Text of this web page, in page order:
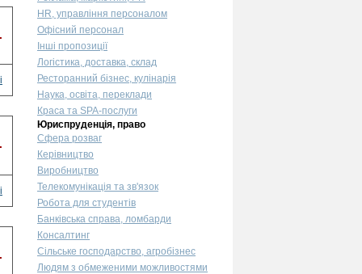
HR, управління персоналом
Офісний персонал
Інші пропозиції
Логістика, доставка, склад
Ресторанний бізнес, кулінарія
Наука, освіта, переклади
Краса та SPA-послуги
Юриспруденція, право
Сфера розваг
Керівництво
Виробництво
Телекомунікація та зв'язок
Робота для студентів
Банківська справа, ломбарди
Консалтинг
Сільське господарство, агробізнес
Людям з обмеженими можливостями